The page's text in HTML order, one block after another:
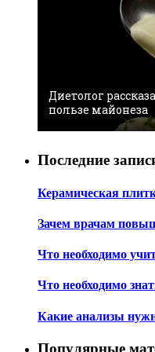
Диетолог
пользе майонеза
Последние
Керамическая
Зачем врачам
Что необходимо
Что необходимо
Какие анализы
Популярные